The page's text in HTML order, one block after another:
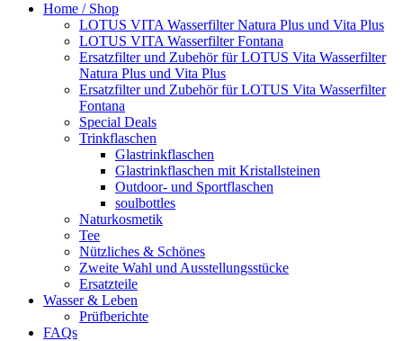
Home / Shop
LOTUS VITA Wasserfilter Natura Plus und Vita Plus
LOTUS VITA Wasserfilter Fontana
Ersatzfilter und Zubehör für LOTUS Vita Wasserfilter
Natura Plus und Vita Plus
Ersatzfilter und Zubehör für LOTUS Vita Wasserfilter
Fontana
Special Deals
Trinkflaschen
Glastrinkflaschen
Glastrinkflaschen mit Kristallsteinen
Outdoor- und Sportflaschen
soulbottles
Naturkosmetik
Tee
Nützliches & Schönes
Zweite Wahl und Ausstellungsstücke
Ersatzteile
Wasser & Leben
Prüfberichte
FAQs